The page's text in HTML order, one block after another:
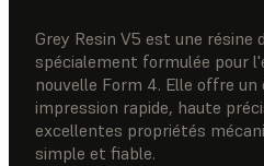
Grey Resin V5 est une résine
spécialement formulée pour
nouvelle Form 4. Elle offre un
impression rapide, haute
excellentes propriétés
simple et fiable.